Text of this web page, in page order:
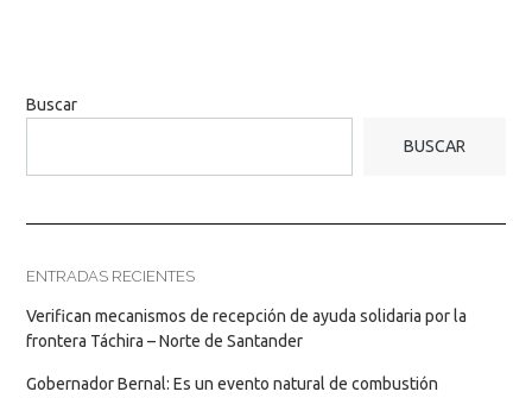
Buscar
BUSCAR
ENTRADAS RECIENTES
Verifican mecanismos de recepción de ayuda solidaria por la
frontera Táchira – Norte de Santander
Gobernador Bernal: Es un evento natural de combustión